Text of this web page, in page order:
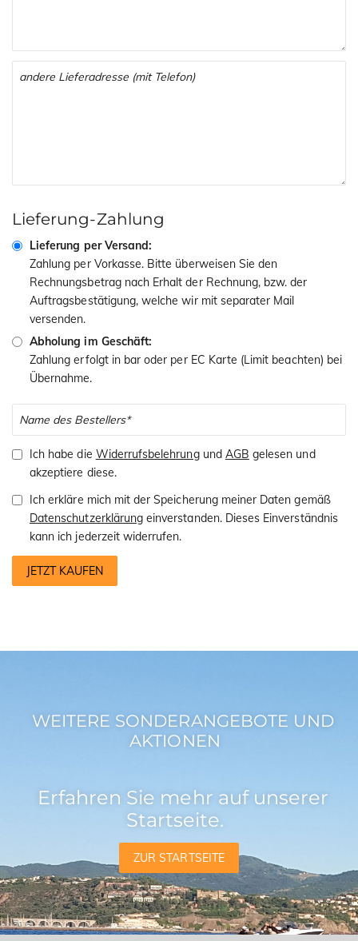
Lieferung-Zahlung
Lieferung per Versand:
Zahlung per Vorkasse. Bitte überweisen Sie den
Rechnungsbetrag nach Erhalt der Rechnung, bzw. der
Auftragsbestätigung, welche wir mit separater Mail
versenden.
Abholung im Geschäft:
Zahlung erfolgt in bar oder per EC Karte (Limit beachten) bei
Übernahme.
Ich habe die Widerrufsbelehrungund AGB gelesen und
akzeptiere diese.
Ich erkläre mich mit der Speicherung meiner Daten gemäß
Datenschutzerklärung einverstanden. Dieses Einverständnis
kann ich jederzeit widerrufen.
JETZT KAUFEN
WEITERE SONDERANGEBOTE UND
AKTIONEN
Erfahren Sie mehr auf unserer
Startseite.
ZUR STARTSEITE